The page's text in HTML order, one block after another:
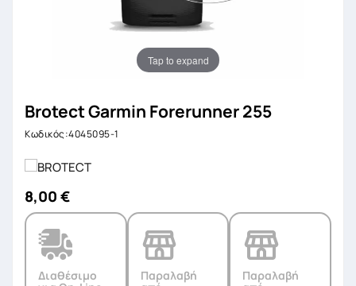
Tap to expand
Brotect Garmin Forerunner 255
Κωδικός:4045095-1
8,00 €
Διαθέσιμο Παραλαβή Παραλαβή